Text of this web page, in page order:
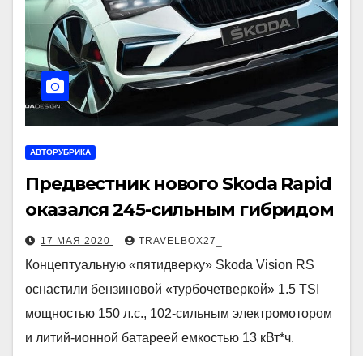
АВТОРУБРИКА
Предвестник нового Skoda Rapid
оказался 245-сильным гибридом
17 МАЯ 2020 TRAVELBOX27_
Концептуальную «пятидверку» Skoda Vision RS
оснастили бензиновой «турбочетверкой» 1.5 TSI
мощностью 150 л.с., 102-сильным электромотором
и литий-ионной батареей емкостью 13 кВт*ч.